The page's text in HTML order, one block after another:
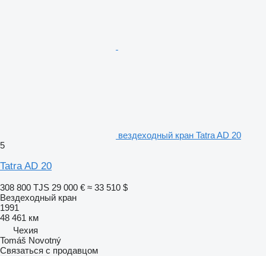
вездеходный кран Tatra AD 20
5
Tatra AD 20
308 800 TJS 29 000 € ≈ 33 510 $
Вездеходный кран
1991
48 461 км
Чехия
Tomáš Novotný
Связаться с продавцом